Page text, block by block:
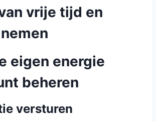
vrije tijd en
eigen energie
beheren
versturen